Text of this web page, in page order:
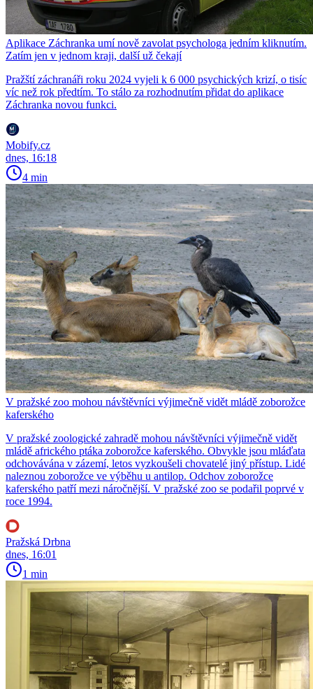
Aplikace Záchranka umí nově zavolat psychologa jedním kliknutím.
Zatím jen v jednom kraji, další už čekají
Pražští záchranáři roku 2024 vyjeli k 6 000 psychických krizí, o tisíc
víc než rok předtím. To stálo za rozhodnutím přidat do aplikace
Záchranka novou funkci.
Mobify.cz
dnes, 16:18
4 min
V pražské zoo mohou návštěvníci výjimečně vidět mládě zoborožce
kaferského
V pražské zoologické zahradě mohou návštěvníci výjimečně vidět
mládě afrického ptáka zoborožce kaferského. Obvykle jsou mláďata
odchovávána v zázemí, letos vyzkoušeli chovatelé jiný přístup. Lidé
naleznou zoborožce ve výběhu u antilop. Odchov zoborožce
kaferského patří mezi náročnější. V pražské zoo se podařil poprvé v
roce 1994.
Pražská Drbna
dnes, 16:01
1 min